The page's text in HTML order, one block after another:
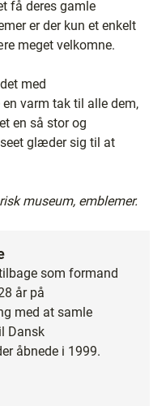
få deres gamle
er der kun et enkelt
meget velkomne.
med
varm tak til alle dem,
en så stor og
glæder sig til at
museum, emblemer.
som formand
år på
med at samle
Dansk
åbnede i 1999.